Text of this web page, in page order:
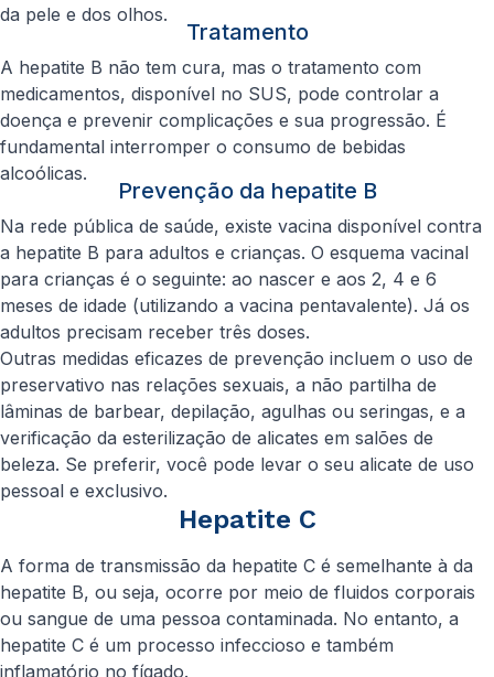
da pele e dos olhos.
Tratamento
A hepatite B não tem cura, mas o tratamento com
medicamentos, disponível no SUS, pode controlar a
doença e prevenir complicações e sua progressão. É
fundamental interromper o consumo de bebidas
alcoólicas.
Prevenção da hepatite B
Na rede pública de saúde, existe vacina disponível contra
a hepatite B para adultos e crianças. O esquema vacinal
para crianças é o seguinte: ao nascer e aos 2, 4 e 6
meses de idade (utilizando a vacina pentavalente). Já os
adultos precisam receber três doses.
Outras medidas eficazes de prevenção incluem o uso de
preservativo nas relações sexuais, a não partilha de
lâminas de barbear, depilação, agulhas ou seringas, e a
verificação da esterilização de alicates em salões de
beleza. Se preferir, você pode levar o seu alicate de uso
pessoal e exclusivo.
Hepatite C
A forma de transmissão da hepatite C é semelhante à da
hepatite B, ou seja, ocorre por meio de fluidos corporais
ou sangue de uma pessoa contaminada. No entanto, a
hepatite C é um processo infeccioso e também
inflamatório no fígado.